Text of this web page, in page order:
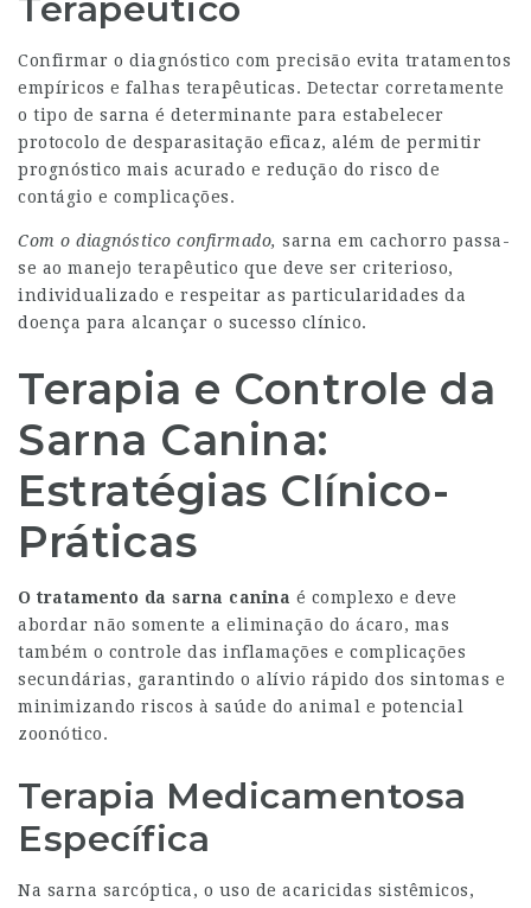
Terapêutico
Confirmar o diagnóstico com precisão evita tratamentos
empíricos e falhas terapêuticas. Detectar corretamente
o tipo de sarna é determinante para estabelecer
protocolo de desparasitação eficaz, além de permitir
prognóstico mais acurado e redução do risco de
contágio e complicações.
Com o diagnóstico confirmado, sarna em cachorro passa-
se ao manejo terapêutico que deve ser criterioso,
individualizado e respeitar as particularidades da
doença para alcançar o sucesso clínico.
Terapia e Controle da
Sarna Canina:
Estratégias Clínico-
Práticas
O tratamento da sarna canina é complexo e deve
abordar não somente a eliminação do ácaro, mas
também o controle das inflamações e complicações
secundárias, garantindo o alívio rápido dos sintomas e
minimizando riscos à saúde do animal e potencial
zoonótico.
Terapia Medicamentosa
Específica
Na sarna sarcóptica, o uso de acaricidas sistêmicos,